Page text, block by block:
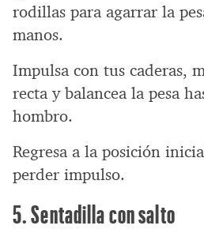
rodillas para agarrar la
manos.
Impulsa con tus caderas,
recta y balancea la pesa
hombro.
Regresa a la posición
perder impulso.
5. Sentadilla con salto